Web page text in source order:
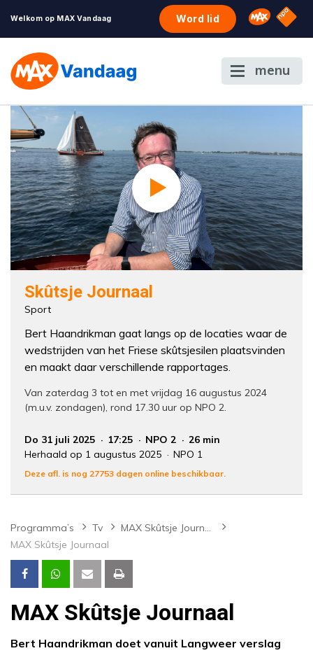
Welkom op MAX Vandaag Word lid Omroep
NPO
menu
Skûtsje Journaal
Sport
Bert Haandrikman gaat langs op de locaties waar de
wedstrijden van het Friese skûtsjesilen plaatsvinden
en maakt daar verschillende rapportages.
Van zaterdag 3 tot en met vrijdag 16 augustus 2024
(m.u.v. zondagen), rond 17.30 uur op NPO 2.
Do 31 juli 2025 17:25 NPO 2
26 min
Herhaald op 1 augustus 2025
NPO 1
Deze afl. is nog 27753 dagen online beschikbaar.
Programma’s Tv
MAX Skûtsje Journaal
MAX Skûtsje Journaal
MAX Skûtsje Journaal
Bert Haandrikman doet vanuit Langweer verslag